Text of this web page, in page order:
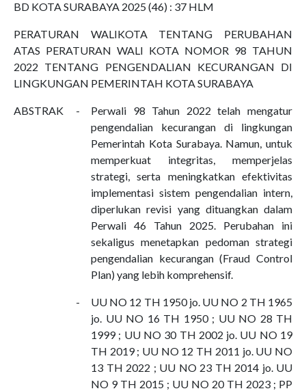
BD KOTA SURABAYA 2025 (46) : 37 HLM
PERATURAN WALIKOTA TENTANG PERUBAHAN
ATAS PERATURAN WALI KOTA NOMOR 98 TAHUN
2022 TENTANG PENGENDALIAN KECURANGAN DI
LINGKUNGAN PEMERINTAH KOTA SURABAYA
ABSTRAK -
Perwali 98 Tahun 2022 telah mengatur
pengendalian kecurangan di lingkungan
Pemerintah Kota Surabaya. Namun, untuk
memperkuat integritas, memperjelas
strategi, serta meningkatkan efektivitas
implementasi sistem pengendalian intern,
diperlukan revisi yang dituangkan dalam
Perwali 46 Tahun 2025. Perubahan ini
sekaligus menetapkan pedoman strategi
pengendalian kecurangan (Fraud Control
Plan) yang lebih komprehensif.
-
UU NO 12 TH 1950 jo. UU NO 2 TH 1965
jo. UU NO 16 TH 1950 ; UU NO 28 TH
1999 ; UU NO 30 TH 2002 jo. UU NO 19
TH 2019 ; UU NO 12 TH 2011 jo. UU NO
13 TH 2022 ; UU NO 23 TH 2014 jo. UU
NO 9 TH 2015 ; UU NO 20 TH 2023 ; PP